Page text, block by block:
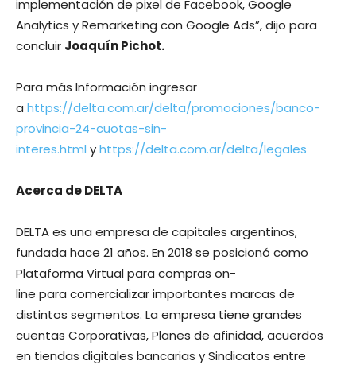
implementación de pixel de Facebook, Google
Analytics y Remarketing con Google Ads”, dijo para
concluir Joaquín Pichot.
Para más Información ingresar
a https://delta.com.ar/delta/promociones/banco-
provincia-24-cuotas-sin-
interes.html yhttps://delta.com.ar/delta/legales
Acerca de DELTA
DELTA es una empresa de capitales argentinos,
fundada hace 21 años. En 2018 se posicionó como
Plataforma Virtual para compras on-
line para comercializar importantes marcas de
distintos segmentos. La empresa tiene grandes
cuentas Corporativas, Planes de afinidad, acuerdos
en tiendas digitales bancarias y Sindicatos entre